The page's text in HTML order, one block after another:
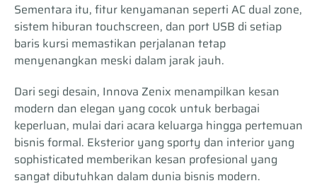
Sementara itu, fitur kenyamanan seperti AC dual zone,
sistem hiburan touchscreen, dan port USB di setiap
baris kursi memastikan perjalanan tetap
menyenangkan meski dalam jarak jauh.
Dari segi desain, Innova Zenix menampilkan kesan
modern dan elegan yang cocok untuk berbagai
keperluan, mulai dari acara keluarga hingga pertemuan
bisnis formal. Eksterior yang sporty dan interior yang
sophisticated memberikan kesan profesional yang
sangat dibutuhkan dalam dunia bisnis modern.